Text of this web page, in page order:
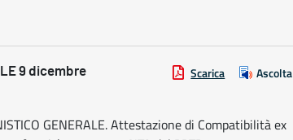
9 dicembre
Scarica Ascolta
GENERALE. Attestazione di Compatibilità ex